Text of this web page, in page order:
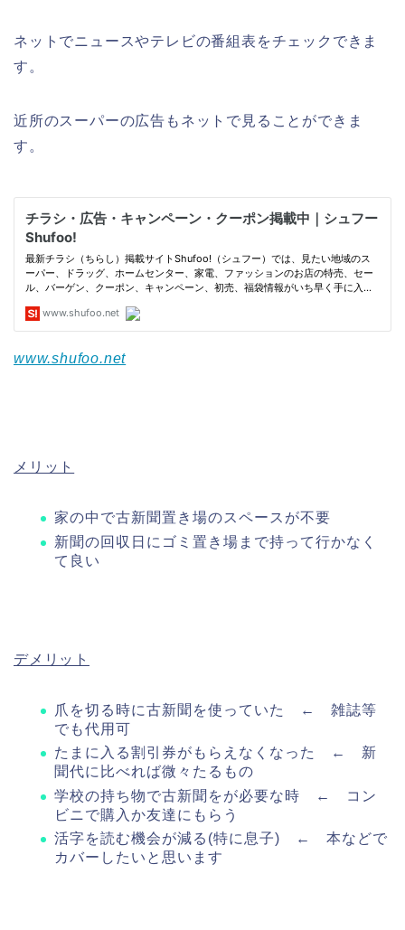
ネットでニュースやテレビの番組表をチェックできま
す。
近所のスーパーの広告もネットで見ることができま
す。
www.shufoo.net
メリット
家の中で古新聞置き場のスペースが不要
新聞の回収日にゴミ置き場まで持って行かなく
て良い
デメリット
爪を切る時に古新聞を使っていた ← 雑誌等
でも代用可
たまに入る割引券がもらえなくなった ← 新
聞代に比べれば微々たるもの
学校の持ち物で古新聞をが必要な時 ← コン
ビニで購入か友達にもらう
活字を読む機会が減る(特に息子) ← 本などで
カバーしたいと思います